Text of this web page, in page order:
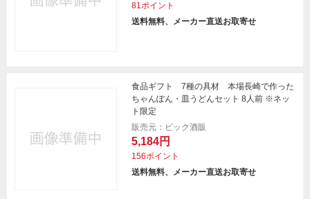
81ポイント
送料無料、メーカー直送お取寄せ
食品ギフト 7種の具材 本場長崎で作った
ちゃんぽん・皿うどんセット 8人前 ※ネッ
ト限定
販売元：ビック酒販
5,184円
156ポイント
送料無料、メーカー直送お取寄せ